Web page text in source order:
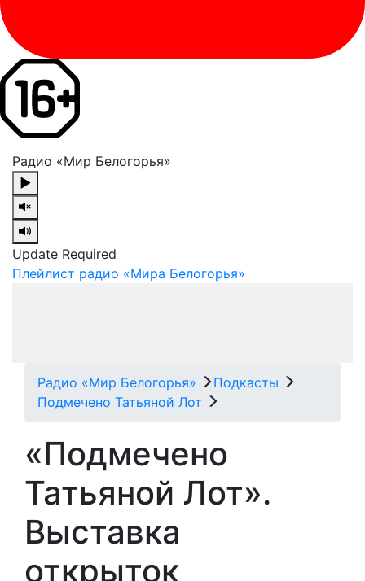
Радио «Мир Белогорья»
Update Required
Плейлист радио «Мира Белогорья»
Радио «Мир Белогорья»
Подкасты
Подмечено Татьяной Лот
«Подмечено
Татьяной Лот».
Выставка
открыток